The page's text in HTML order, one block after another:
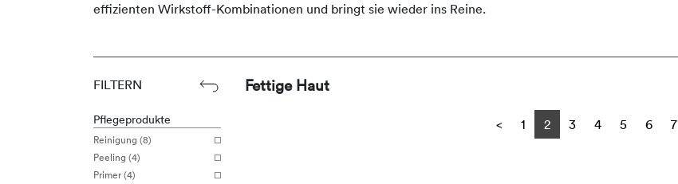
effizienten Wirkstoff-Kombinationen und bringt sie wieder ins Reine.
FILTERN
Pflegeprodukte
Reinigung (8)
Peeling (4)
Primer (4)
Fettige Haut
<Previous
1 2 3 4 5 6 7